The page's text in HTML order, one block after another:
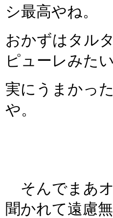
シ最高やね。
おかずはタル
ピューレみた
実にうまかっ
や。
そんでまあ
聞かれて遠慮